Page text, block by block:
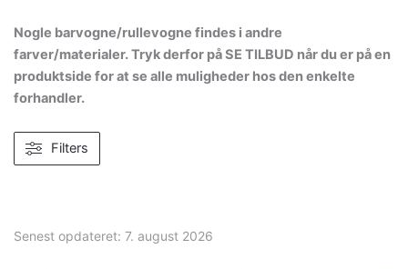
Nogle barvogne/rullevogne findes i andre
farver/materialer. Tryk derfor på SE TILBUD når du er på en
produktside for at se alle muligheder hos den enkelte
forhandler.
Filters
Senest opdateret: 7. august 2026